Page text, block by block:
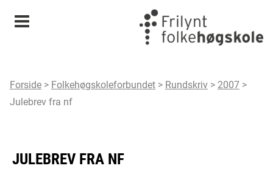
Meny
Forside > Folkehøgskoleforbundet > Rundskriv > 2007 >
Julebrev fra nf
JULEBREV FRA NF